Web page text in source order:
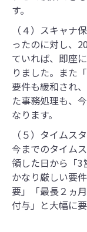
す。
（４）スキャナ
ったのに対し、
ていれば、即座
りました。また
要件も緩和され
た事務処理も、
なります。
（５）タイムス
今までのタイム
領した日から「3
かなり厳しい要
要」「最長２ヵ
付与」と大幅に